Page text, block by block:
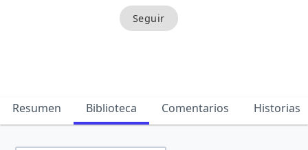
Resumen Biblioteca Comentarios Historias